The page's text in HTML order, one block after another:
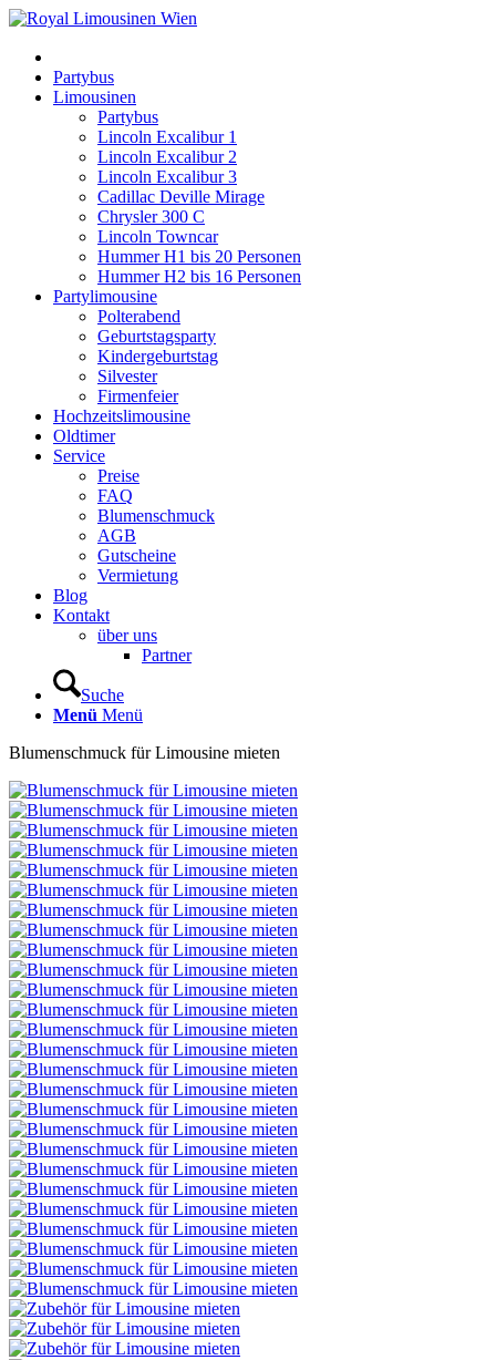
Partybus
Limousinen
Partybus
Lincoln Excalibur 1
Lincoln Excalibur 2
Lincoln Excalibur 3
Cadillac Deville Mirage
Chrysler 300 C
Lincoln Towncar
Hummer H1 bis 20 Personen
Hummer H2 bis 16 Personen
Partylimousine
Polterabend
Geburtstagsparty
Kindergeburtstag
Silvester
Firmenfeier
Hochzeitslimousine
Oldtimer
Service
Preise
FAQ
Blumenschmuck
AGB
Gutscheine
Vermietung
Blog
Kontakt
über uns
Partner
Suche
Menü Menü
Blumenschmuck für Limousine mieten